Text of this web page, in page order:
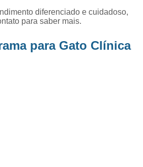
Exames Laboratoriais em Animais
Exames Laboratoriais para
diferenciado e cuidadoso,
para saber mais.
para Gato Clínica